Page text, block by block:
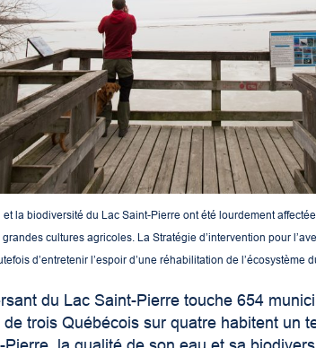
et la biodiversité du Lac Saint-Pierre ont été lourdement
cultures agricoles. La Stratégie d’intervention pour
d’entretenir l’espoir d’une réhabilitation de l’écosystème
du Lac Saint-Pierre touche 654
de trois Québécois sur quatre habitent un